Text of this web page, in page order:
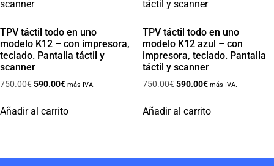
TPV táctil todo en uno
modelo K12 – con impresora,
teclado. Pantalla táctil y
scanner
750.00€590.00€ más IVA.
Añadir al carrito
TPV táctil todo en uno
modelo K12 azul – con
impresora, teclado. Pantalla
táctil y scanner
750.00€590.00€ más IVA.
Añadir al carrito